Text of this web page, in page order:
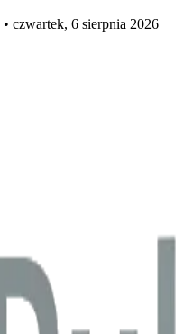
• czwartek, 6 sierpnia 2026